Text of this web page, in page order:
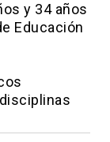
y 34 años
Educación